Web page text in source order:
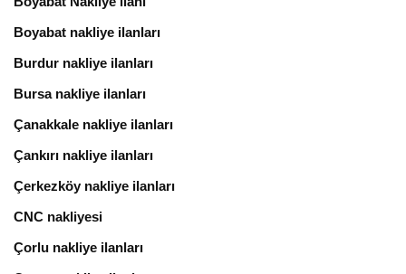
Boyabat nakliye ilanları
Burdur nakliye ilanları
Bursa nakliye ilanları
Çanakkale nakliye ilanları
Çankırı nakliye ilanları
Çerkezköy nakliye ilanları
CNC nakliyesi
Çorlu nakliye ilanları